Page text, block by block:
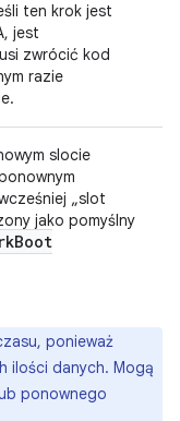
ten krok jest
jest
zwrócić kod
razie
slocie
„slot
jako pomyślny
Boot
ponieważ
ilości danych. Mogą
ponownego